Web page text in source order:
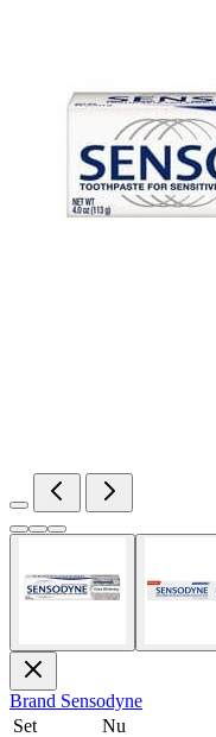
Brand Sensodyne
Set
Nu